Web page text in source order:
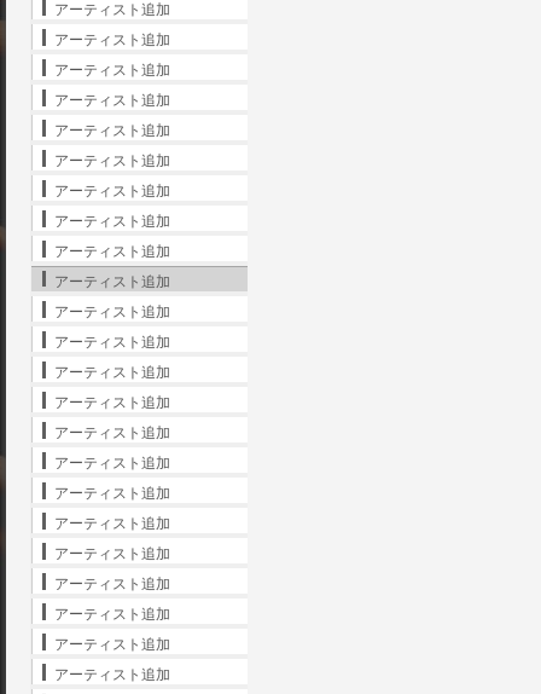
アーティスト追加
アーティスト追加
アーティスト追加
アーティスト追加
アーティスト追加
アーティスト追加
アーティスト追加
アーティスト追加
アーティスト追加
アーティスト追加
アーティスト追加
アーティスト追加
アーティスト追加
アーティスト追加
アーティスト追加
アーティスト追加
アーティスト追加
アーティスト追加
アーティスト追加
アーティスト追加
アーティスト追加
アーティスト追加
アーティスト追加